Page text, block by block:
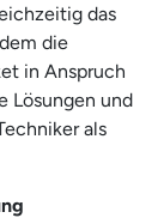
das
die
in Anspruch
Lösungen und
als